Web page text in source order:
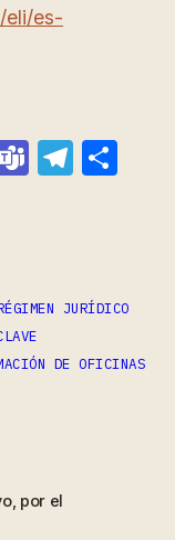
eli/es-
Teams
JURÍDICO
DE OFICINAS
por el